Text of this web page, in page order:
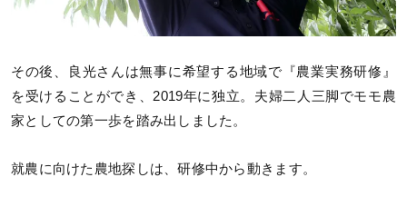
その後、良光さんは無事に希望する地域で『農業実務研修』
を受けることができ、2019年に独立。夫婦二人三脚でモモ農
家としての第一歩を踏み出しました。
就農に向けた農地探しは、研修中から動きます。